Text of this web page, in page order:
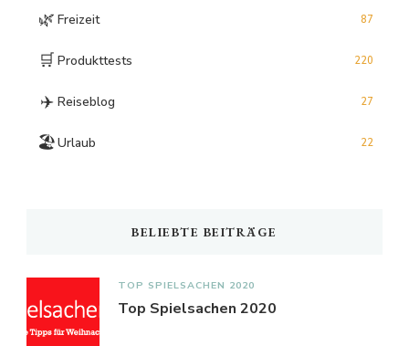
🌿 Freizeit 87
🛒 Produkttests 220
✈️ Reiseblog 27
🏖️Urlaub 22
BELIEBTE BEITRÄGE
TOP SPIELSACHEN 2020
Top Spielsachen 2020